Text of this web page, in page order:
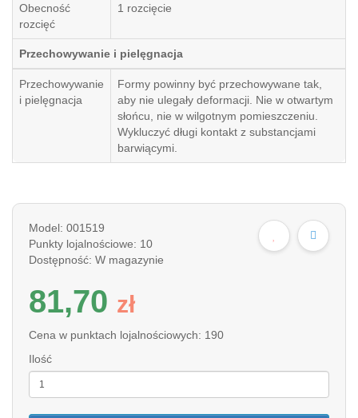
Obecność
rozcięć
1 rozcięcie
Przechowywanie i pielęgnacja
Przechowywanie
i pielęgnacja
Formy powinny być przechowywane tak,
aby nie ulegały deformacji. Nie w otwartym
słońcu, nie w wilgotnym pomieszczeniu.
Wykluczyć długi kontakt z substancjami
barwiącymi.
Model: 001519
Punkty lojalnościowe: 10
Dostępność: W magazynie
81,70 zł
Cena w punktach lojalnościowych: 190
Ilość